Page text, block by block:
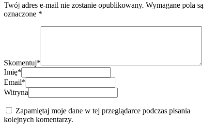
Twój adres e-mail nie zostanie opublikowany. Wymagane pola są
oznaczone *
Skomentuj*
Imię*
Email*
Witryna
Zapamiętaj moje dane w tej przeglądarce podczas pisania
kolejnych komentarzy.